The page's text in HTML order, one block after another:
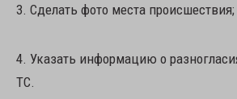
3. Сделать фото места происшествия;
4. Указать информацию о
ТС.